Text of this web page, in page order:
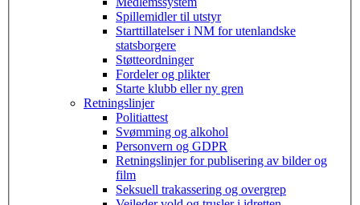
Spillemidler til utstyr
Starttillatelser i NM for utenlandske
statsborgere
Støtteordninger
Fordeler og plikter
Starte klubb eller ny gren
Retningslinjer
Politiattest
Svømming og alkohol
Personvern og GDPR
Retningslinjer for publisering av bilder og
film
Seksuell trakassering og overgrep